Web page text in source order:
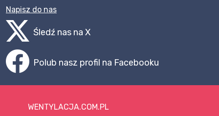
Napisz do nas
Śledź nas na X
Polub nasz profil na Facebooku
WENTYLACJA.COM.PL